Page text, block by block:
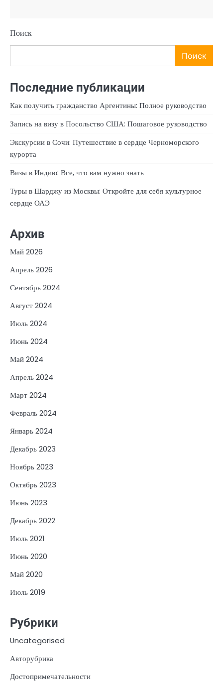
Поиск
Поиск
Последние публикации
Как получить гражданство Аргентины: Полное руководство
Запись на визу в Посольство США: Пошаговое руководство
Экскурсии в Сочи: Путешествие в сердце Черноморского
курорта
Визы в Индию: Все, что вам нужно знать
Туры в Шарджу из Москвы: Откройте для себя культурное
сердце ОАЭ
Архив
Май 2026
Апрель 2026
Сентябрь 2024
Август 2024
Июль 2024
Июнь 2024
Май 2024
Апрель 2024
Март 2024
Февраль 2024
Январь 2024
Декабрь 2023
Ноябрь 2023
Октябрь 2023
Июнь 2023
Декабрь 2022
Июль 2021
Июнь 2020
Май 2020
Июль 2019
Рубрики
Uncategorised
Авторубрика
Достопримечательности